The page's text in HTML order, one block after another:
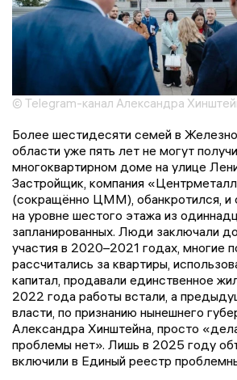
© Telegram-канал Александра
Более шестидесяти семей в
области уже пять лет не могут
многоквартирном доме на улице
Застройщик, компания
(сокращённо ЦММ), обанкротился, и
на уровне шестого этажа из
запланированных. Люди заключали
участия в 2020–2021 годах, многие
рассчитались за квартиры,
капитал, продавали единственное
2022 года работы встали, а
власти, по признанию нынешнего
Александра Хинштейна, просто
проблемы нет». Лишь в 2025 году
включили в Единый реестр